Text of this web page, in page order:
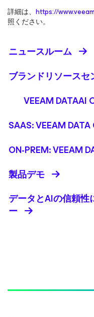
詳細は、 https://
照ください。
ニュースルーム
ブランドリソースセ
VEEAM DATAAI
SAAS: VEEAM
ON-PREM: VEEAM
製品デモ
データとAIの信頼
ー